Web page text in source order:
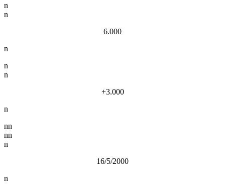
n
n
6.000
n
n
n
+3.000
n
nn
nn
n
16/5/2000
n